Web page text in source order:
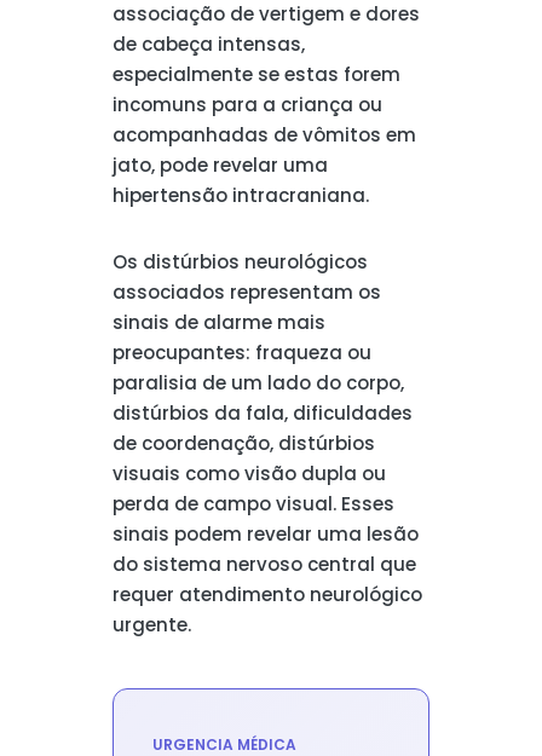
associação de vertigem e dores
de cabeça intensas,
especialmente se estas forem
incomuns para a criança ou
acompanhadas de vômitos em
jato, pode revelar uma
hipertensão intracraniana.
Os distúrbios neurológicos
associados representam os
sinais de alarme mais
preocupantes: fraqueza ou
paralisia de um lado do corpo,
distúrbios da fala, dificuldades
de coordenação, distúrbios
visuais como visão dupla ou
perda de campo visual. Esses
sinais podem revelar uma lesão
do sistema nervoso central que
requer atendimento neurológico
urgente.
URGENCIA MÉDICA